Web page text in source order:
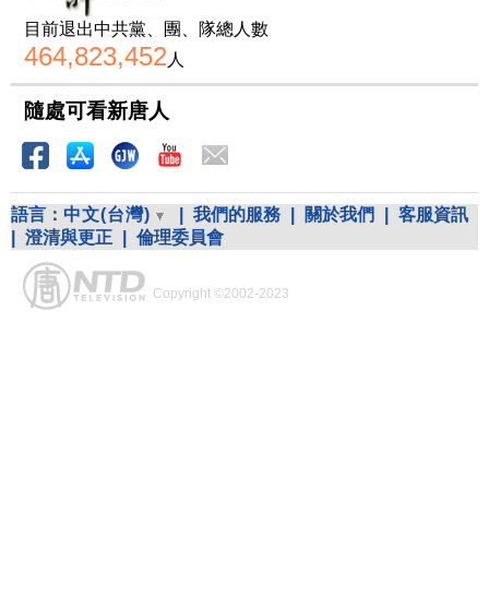
目前退出中共黨、團、隊總人數
464,823,452 人
隨處可看新唐人
語言： 中文(台灣) 我們的服務 關於我們
客服資訊
澄清與更正 倫理委員會
Copyright ©2002-2023